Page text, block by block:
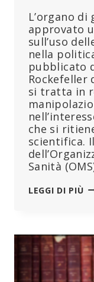
L’organo di
approvato
sull’uso
nella
pubblicato
Rockefeller
si tratta in
che si
scientifica.
Sanità
LEGGI DI PIÙ